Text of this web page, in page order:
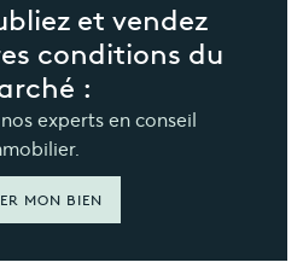
et vendez
conditions du
:
experts en conseil
MON BIEN